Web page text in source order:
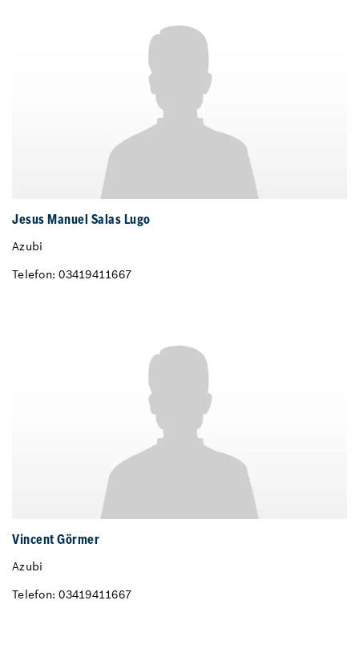
Jesus Manuel Salas Lugo
Azubi
Telefon: 03419411667
Vincent Görmer
Azubi
Telefon: 03419411667